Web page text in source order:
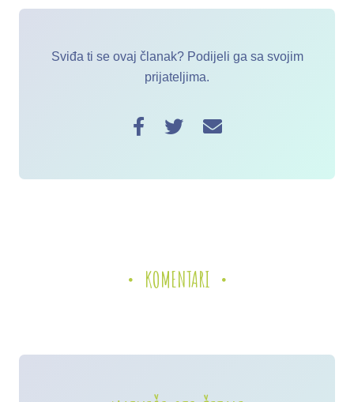
Sviđa ti se ovaj članak? Podijeli ga sa svojim
prijateljima.
KOMENTARI